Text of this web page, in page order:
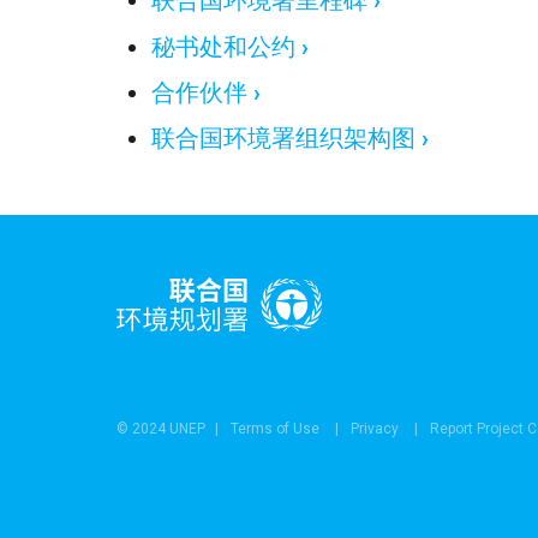
秘书处和公约
合作伙伴
联合国环境署组织架构图
© 2024 UNEP Terms of Use Privacy Report Project